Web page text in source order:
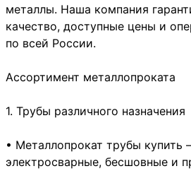
металлы. Наша компания
качество, доступные цены и
по всей России.
Ассортимент металлопроката
1. Трубы различного назначения
• Металлопрокат трубы купить
электросварные, бесшовные и